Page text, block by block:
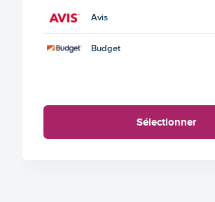
Avis
Budget
Sélectionner